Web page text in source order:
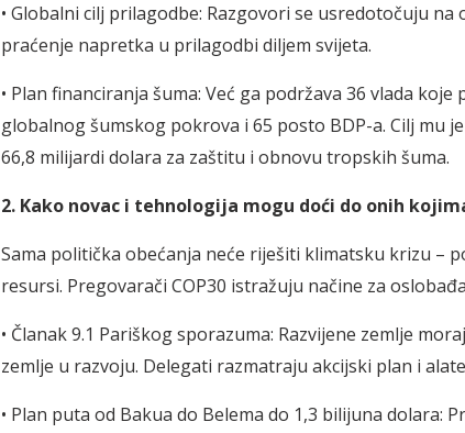
• Globalni cilj prilagodbe: Razgovori se usredotočuju
praćenje napretka u prilagodbi diljem svijeta.
• Plan financiranja šuma: Već ga podržava 36 vlada
globalnog šumskog pokrova i 65 posto BDP-a. Cilj mu
66,8 milijardi dolara za zaštitu i obnovu tropskih šuma.
2. Kako novac i tehnologija mogu doći do onih
Sama politička obećanja neće riješiti klimatsku krizu –
resursi. Pregovarači COP30 istražuju načine za
• Članak 9.1 Pariškog sporazuma: Razvijene zemlje
zemlje u razvoju. Delegati razmatraju akcijski plan i
• Plan puta od Bakua do Belema do 1,3 bilijuna dolara: